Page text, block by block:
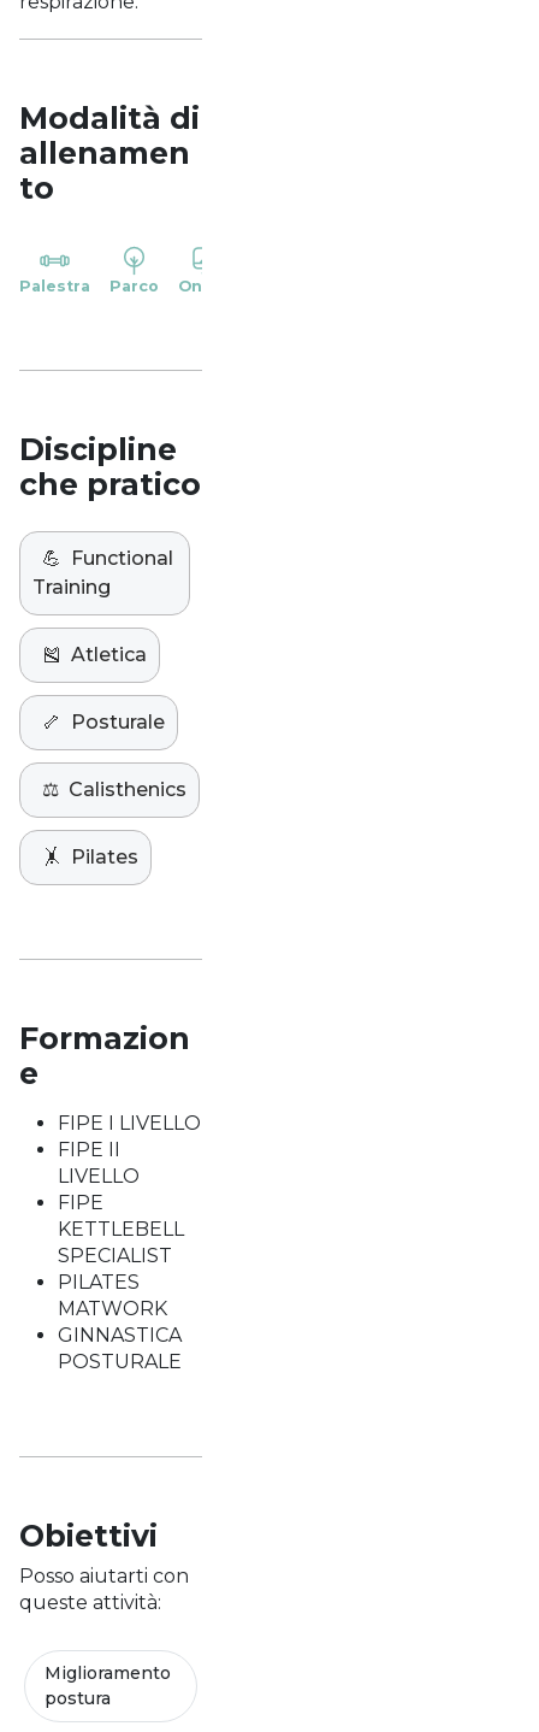
Modalità di
allenamen
to
Palestra Parco Online
Discipline
che pratico
💪
Functional
Training
🎽 Atletica
🦴 Posturale
⚖️ Calisthenics
🤸 Pilates
Formazion
e
FIPE I LIVELLO
FIPE II
LIVELLO
FIPE
KETTLEBELL
SPECIALIST
PILATES
MATWORK
GINNASTICA
POSTURALE
Obiettivi
Posso aiutarti con
queste attività:
Miglioramento
postura